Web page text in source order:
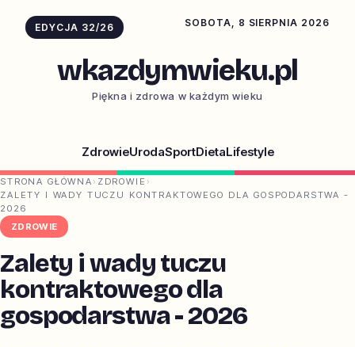
EDYCJA 32/26 SOBOTA, 8 SIERPNIA 2026
wkazdymwieku.pl
Piękna i zdrowa w każdym wieku
ZdrowieUrodaSportDietaLifestyle
STRONA GŁÓWNA › ZDROWIE ›
ZALETY I WADY TUCZU KONTRAKTOWEGO DLA GOSPODARSTWA -
2026
ZDROWIE
Zalety i wady tuczu
kontraktowego dla
gospodarstwa - 2026